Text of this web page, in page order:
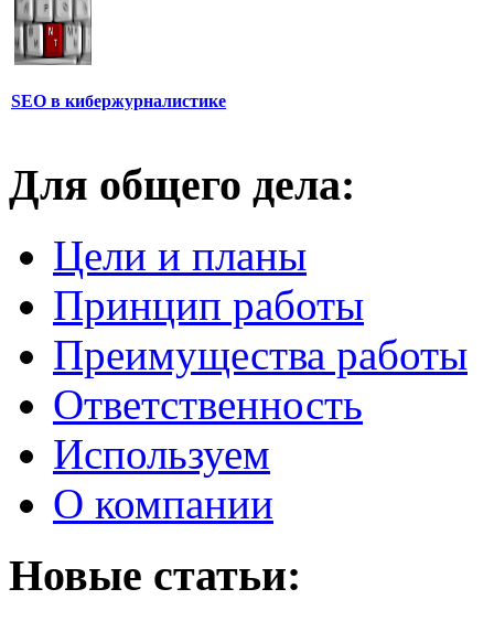
SEO в кибержурналистике
Для общего дела:
Цели и планы
Принцип работы
Преимущества работы
Ответственность
Используем
О компании
Новые статьи: